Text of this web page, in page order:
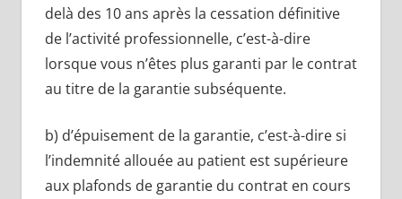
delà des 10 ans après la cessation définitive
de l’activité professionnelle, c’est-à-dire
lorsque vous n’êtes plus garanti par le contrat
au titre de la garantie subséquente.
b) d’épuisement de la garantie, c’est-à-dire si
l’indemnité allouée au patient est supérieure
aux plafonds de garantie du contrat en cours